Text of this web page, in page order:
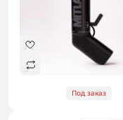
Под заказ